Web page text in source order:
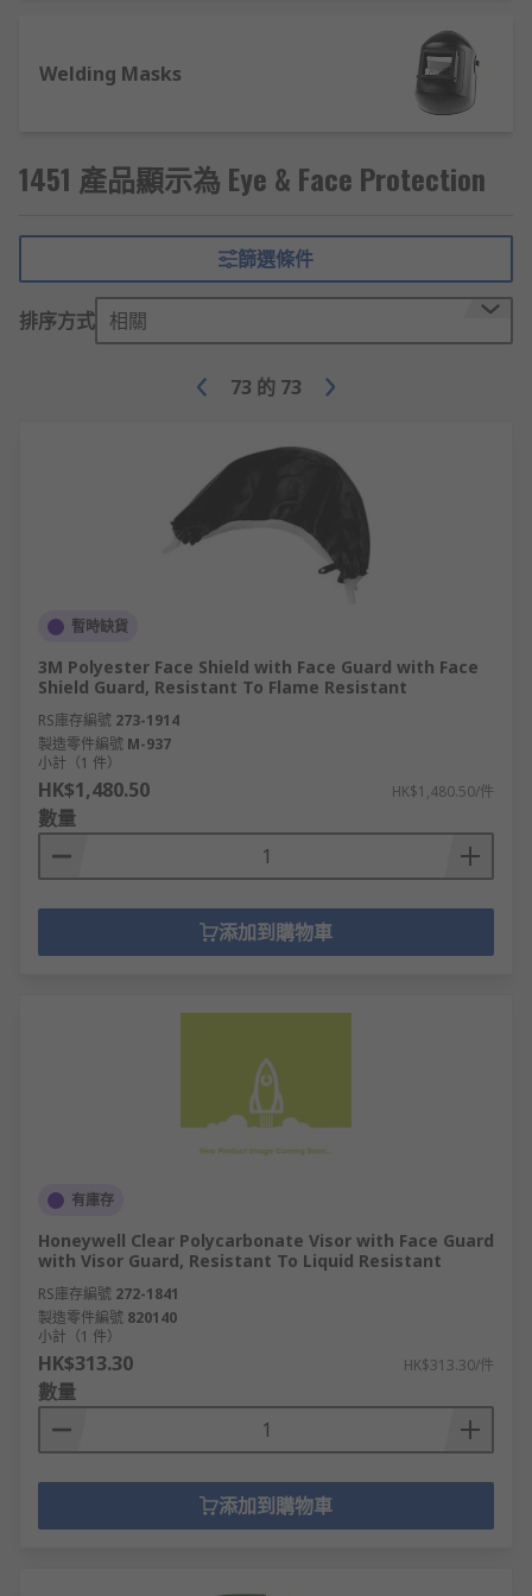
suitable eye and face protection
The fitting should be practical &
The protection should not restrict
movability or restrict vision
The protection should not restrict the
functionality of any other PPE clothing or
equipment required
Welding Masks
1451 產品顯示為 Eye & Face Protection
篩選條件
排序方式 相關
73 的 73
暫時缺貨
3M Polyester Face Shield with Face Guard with Face
Shield Guard, Resistant To Flame Resistant
RS庫存編號 273-1914
製造零件編號 M-937
小計（1 件）
HK$1,480.50 HK$1,480.50/件
數量
添加到購物車
有庫存
Honeywell Clear Polycarbonate Visor with Face Guard
with Visor Guard, Resistant To Liquid Resistant
RS庫存編號 272-1841
製造零件編號 820140
小計（1 件）
HK$313.30 HK$313.30/件
數量
添加到購物車